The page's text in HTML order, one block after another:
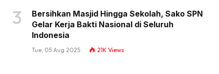
Bersihkan Masjid Hingga Sekolah, Sako SPN
Gelar Kerja Bakti Nasional di Seluruh
Indonesia
Tue, 05 Aug 2025 21K Views